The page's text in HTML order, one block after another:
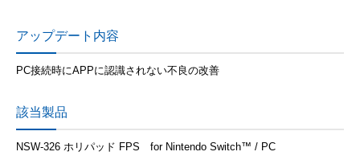
アップデート内容
PC接続時にAPPに認識されない不良の改善
該当製品
NSW-326 ホリパッド FPS for Nintendo Switch™ / PC